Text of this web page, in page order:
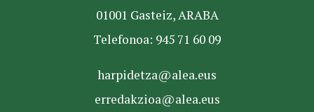
01001 Gasteiz, ARABA
Telefonoa: 945 71 60 09
harpidetza@alea.eus
erredakzioa@alea.eus